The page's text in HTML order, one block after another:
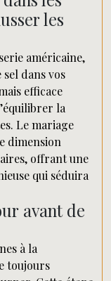
les
américaine,
sel dans vos
efficace
la
Le mariage
dimension
offrant une
qui séduira
avant de
à la
toujours